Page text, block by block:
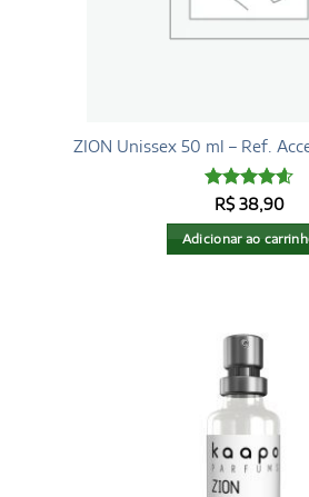
ZION Unissex 50 ml – Ref.
Avaliação
4.6de 5
R$38,90
Adicionar ao